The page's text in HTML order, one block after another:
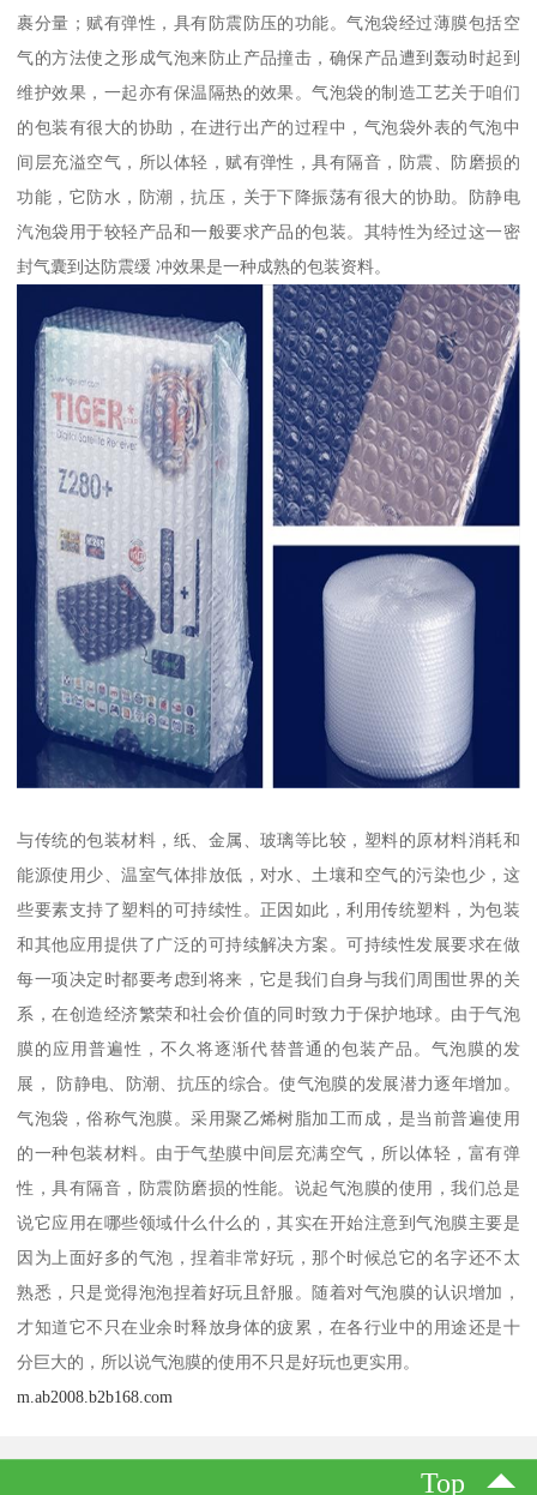
裹分量；赋有弹性，具有防震防压的功能。气泡袋经过薄膜包括空
气的方法使之形成气泡来防止产品撞击，确保产品遭到轰动时起到
维护效果，一起亦有保温隔热的效果。气泡袋的制造工艺关于咱们
的包装有很大的协助，在进行出产的过程中，气泡袋外表的气泡中
间层充溢空气，所以体轻，赋有弹性，具有隔音，防震、防磨损的
功能，它防水，防潮，抗压，关于下降振荡有很大的协助。防静电
汽泡袋用于较轻产品和一般要求产品的包装。其特性为经过这一密
封气囊到达防震缓 冲效果是一种成熟的包装资料。
与传统的包装材料，纸、金属、玻璃等比较，塑料的原材料消耗和
能源使用少、温室气体排放低，对水、土壤和空气的污染也少，这
些要素支持了塑料的可持续性。正因如此，利用传统塑料，为包装
和其他应用提供了广泛的可持续解决方案。可持续性发展要求在做
每一项决定时都要考虑到将来，它是我们自身与我们周围世界的关
系，在创造经济繁荣和社会价值的同时致力于保护地球。由于气泡
膜的应用普遍性，不久将逐渐代替普通的包装产品。气泡膜的发
展， 防静电、防潮、抗压的综合。使气泡膜的发展潜力逐年增加。
气泡袋，俗称气泡膜。采用聚乙烯树脂加工而成，是当前普遍使用
的一种包装材料。由于气垫膜中间层充满空气，所以体轻，富有弹
性，具有隔音，防震防磨损的性能。说起气泡膜的使用，我们总是
说它应用在哪些领域什么什么的，其实在开始注意到气泡膜主要是
因为上面好多的气泡，捏着非常好玩，那个时候总它的名字还不太
熟悉，只是觉得泡泡捏着好玩且舒服。随着对气泡膜的认识增加，
才知道它不只在业余时释放身体的疲累，在各行业中的用途还是十
分巨大的，所以说气泡膜的使用不只是好玩也更实用。
m.ab2008.b2b168.com
Top